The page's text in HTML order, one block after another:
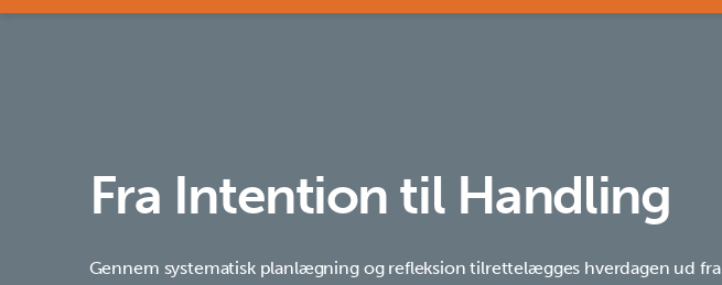
Fra Intention til Handling
Gennem systematisk planlægning og refleksion tilrettelægges hverdagen ud fra